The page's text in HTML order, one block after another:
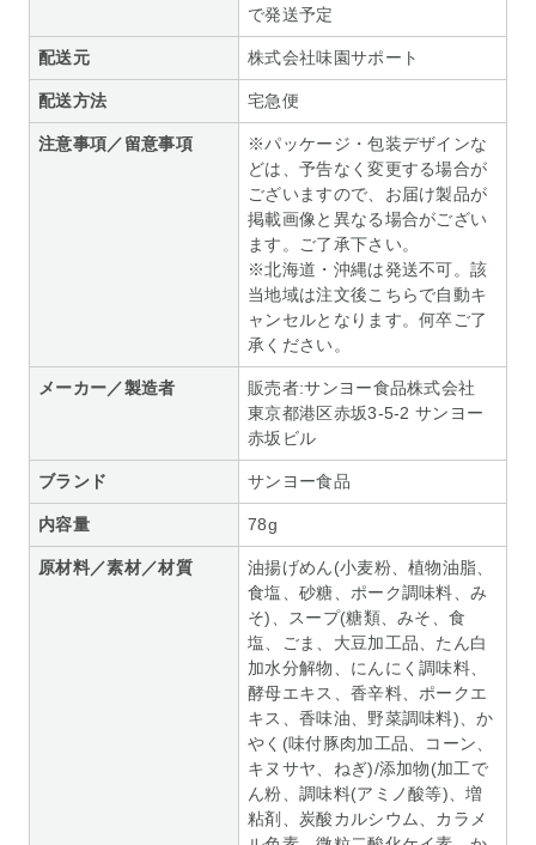
で発送予定
配送元 株式会社味園サポート
配送方法 宅急便
注意事項／留意事項
※パッケージ・包装デザインな
どは、予告なく変更する場合が
ございますので、お届け製品が
掲載画像と異なる場合がござい
ます。ご了承下さい。
※北海道・沖縄は発送不可。該
当地域は注文後こちらで自動キ
ャンセルとなります。何卒ご了
承ください。
メーカー／製造者
販売者:サンヨー食品株式会社
東京都港区赤坂3-5-2 サンヨー
赤坂ビル
ブランド サンヨー食品
内容量 78g
原材料／素材／材質
油揚げめん(小麦粉、植物油脂、
食塩、砂糖、ポーク調味料、み
そ)、スープ(糖類、みそ、食
塩、ごま、大豆加工品、たん白
加水分解物、にんにく調味料、
酵母エキス、香辛料、ポークエ
キス、香味油、野菜調味料)、か
やく(味付豚肉加工品、コーン、
キヌサヤ、ねぎ)/添加物(加工で
ん粉、調味料(アミノ酸等)、増
粘剤、炭酸カルシウム、カラメ